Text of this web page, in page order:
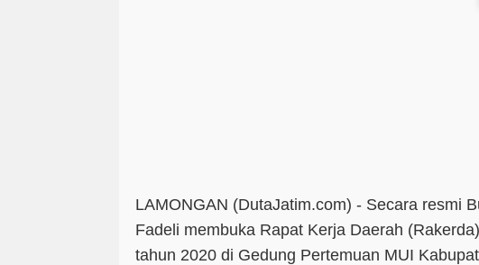
LAMONGAN (DutaJatim.com) - Secara resmi
Fadeli membuka Rapat Kerja Daerah
tahun 2020 di Gedung Pertemuan MUI